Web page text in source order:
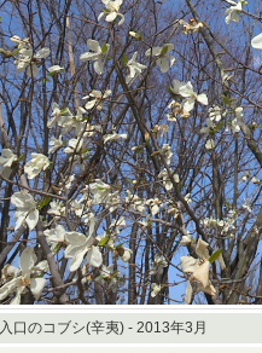
入口のコブシ(辛夷) - 2013年3月